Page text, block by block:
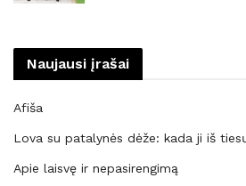
Naujausi įrašai
Afiša
Lova su patalynės dėže: kada ji iš
Apie laisvę ir nepasirengimą